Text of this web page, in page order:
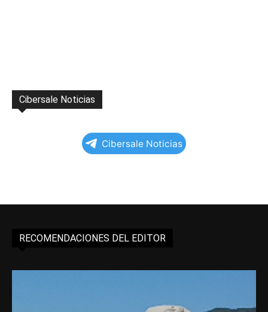
Cibersale Noticias
Cibersale Noticias
RECOMENDACIONES DEL EDITOR